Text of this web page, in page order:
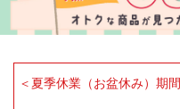
＜夏季休業（お盆休み）期